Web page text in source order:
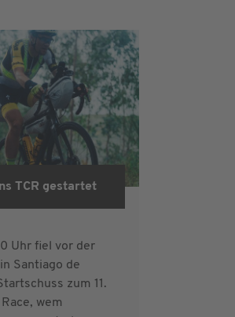
TCR gestartet
Uhr fiel vor der
Santiago de
zum 11.
wem